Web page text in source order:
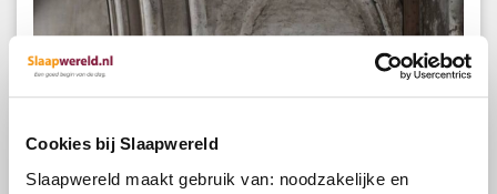
Cookies bij Slaapwereld
Slaapwereld maakt gebruik van: noodzakelijke en